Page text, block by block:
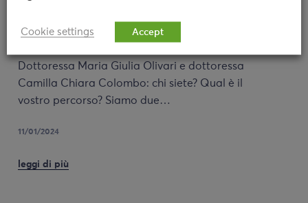
alle Dottoresse Olivari e Colombo
Dottoressa Maria Giulia Olivari e dottoressa
Camilla Chiara Colombo: chi siete? Qual è il
vostro percorso? Siamo due…
11/01/2024
leggi di più
Cookie settings Accept